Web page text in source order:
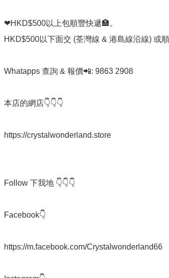
❤HKD$500以上包順豐快遞🏣。
HKD$500以下面交 (荃灣線 & 港島線沿線) 或順
Whatapps 查詢 & 報價📲: 9863 2908
本店的網店👇👇👇
https://crystalwonderland.store
Follow 下我地 👇👇👇
Facebook👇
https://m.facebook.com/Crystalwonderland66